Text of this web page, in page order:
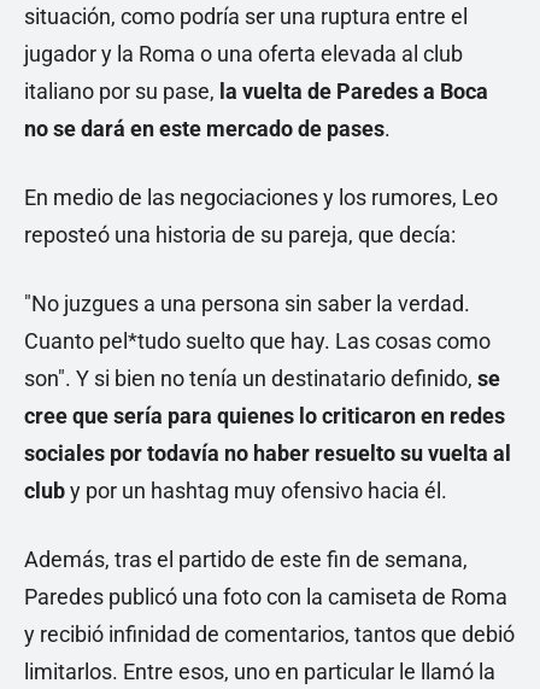
situación, como podría ser una ruptura entre el
jugador y la Roma o una oferta elevada al club
italiano por su pase, la vuelta de Paredes a Boca
no se dará en este mercado de pases.
En medio de las negociaciones y los rumores, Leo
reposteó una historia de su pareja, que decía:
"No juzgues a una persona sin saber la verdad.
Cuanto pel*tudo suelto que hay. Las cosas como
son". Y si bien no tenía un destinatario definido, se
cree que sería para quienes lo criticaron en redes
sociales por todavía no haber resuelto su vuelta al
cluby por un hashtag muy ofensivo hacia él.
Además, tras el partido de este fin de semana,
Paredes publicó una foto con la camiseta de Roma
y recibió infinidad de comentarios, tantos que debió
limitarlos. Entre esos, uno en particular le llamó la